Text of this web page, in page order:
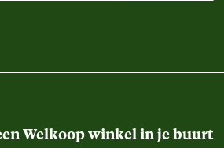
Welkoop winkel in je buurt